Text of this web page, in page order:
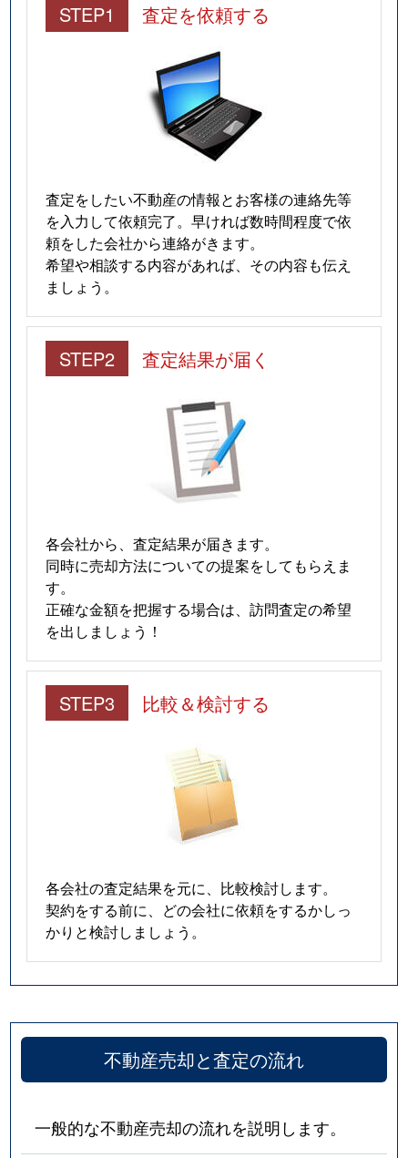
STEP1 査定を依頼する
査定をしたい不動産の情報とお客様の連絡先等
を入力して依頼完了。早ければ数時間程度で依
頼をした会社から連絡がきます。
希望や相談する内容があれば、その内容も伝え
ましょう。
STEP2 査定結果が届く
各会社から、査定結果が届きます。
同時に売却方法についての提案をしてもらえま
す。
正確な金額を把握する場合は、訪問査定の希望
を出しましょう！
STEP3 比較＆検討する
各会社の査定結果を元に、比較検討します。
契約をする前に、どの会社に依頼をするかしっ
かりと検討しましょう。
不動産売却と査定の流れ
一般的な不動産売却の流れを説明します。